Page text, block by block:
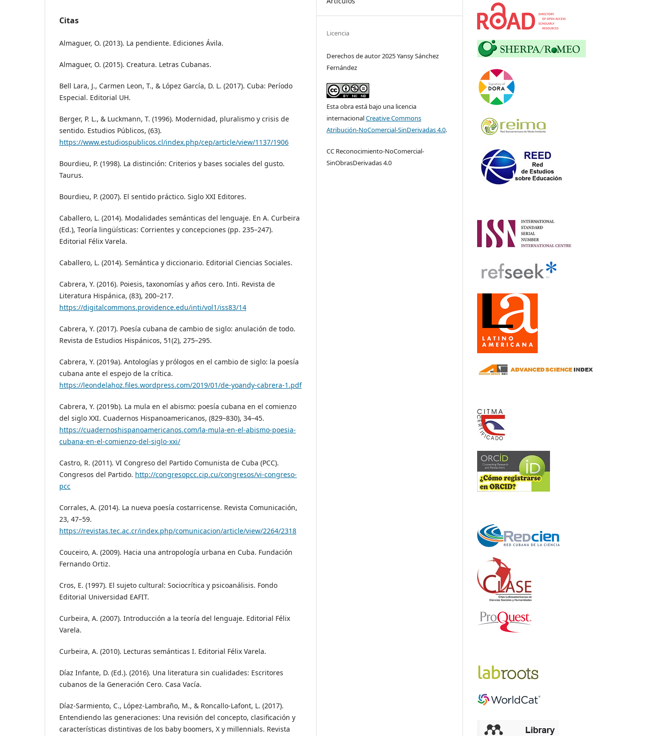
Citas
Almaguer, O. (2013). La pendiente. Ediciones Ávila.
Almaguer, O. (2015). Creatura. Letras Cubanas.
Bell Lara, J., Carmen Leon, T., & López García, D. L. (2017). Cuba: Período
Especial. Editorial UH.
Berger, P. L., & Luckmann, T. (1996). Modernidad, pluralismo y crisis de
sentido. Estudios Públicos, (63).
https://www.estudiospublicos.cl/index.php/cep/article/view/1137/1906
Bourdieu, P. (1998). La distinción: Criterios y bases sociales del gusto.
Taurus.
Bourdieu, P. (2007). El sentido práctico. Siglo XXI Editores.
Caballero, L. (2014). Modalidades semánticas del lenguaje. En A. Curbeira
(Ed.), Teoría lingüísticas: Corrientes y concepciones (pp. 235–247).
Editorial Félix Varela.
Caballero, L. (2014). Semántica y diccionario. Editorial Ciencias Sociales.
Cabrera, Y. (2016). Poiesis, taxonomías y años cero. Inti. Revista de
Literatura Hispánica, (83), 200–217.
https://digitalcommons.providence.edu/inti/vol1/iss83/14
Cabrera, Y. (2017). Poesía cubana de cambio de siglo: anulación de todo.
Revista de Estudios Hispánicos, 51(2), 275–295.
Cabrera, Y. (2019a). Antologías y prólogos en el cambio de siglo: la poesía
cubana ante el espejo de la crítica.
https://leondelahoz.files.wordpress.com/2019/01/de-yoandy-cabrera-1.pdf
Cabrera, Y. (2019b). La mula en el abismo: poesía cubana en el comienzo
del siglo XXI. Cuadernos Hispanoamericanos, (829–830), 34–45.
https://cuadernoshispanoamericanos.com/la-mula-en-el-abismo-poesia-
cubana-en-el-comienzo-del-siglo-xxi/
Castro, R. (2011). VI Congreso del Partido Comunista de Cuba (PCC).
Congresos del Partido. http://congresopcc.cip.cu/congresos/vi-congreso-
pcc
Corrales, A. (2014). La nueva poesía costarricense. Revista Comunicación,
23, 47–59.
https://revistas.tec.ac.cr/index.php/comunicacion/article/view/2264/2318
Couceiro, A. (2009). Hacia una antropología urbana en Cuba. Fundación
Fernando Ortiz.
Cros, E. (1997). El sujeto cultural: Sociocrítica y psicoanálisis. Fondo
Editorial Universidad EAFIT.
Curbeira, A. (2007). Introducción a la teoría del lenguaje. Editorial Félix
Varela.
Curbeira, A. (2010). Lecturas semánticas I. Editorial Félix Varela.
Díaz Infante, D. (Ed.). (2016). Una literatura sin cualidades: Escritores
cubanos de la Generación Cero. Casa Vacía.
Díaz-Sarmiento, C., López-Lambraño, M., & Roncallo-Lafont, L. (2017).
Entendiendo las generaciones: Una revisión del concepto, clasificación y
características distintivas de los baby boomers, X y millennials. Revista
Licencia
Derechos de autor 2025 Yansy Sánchez
Fernández
Esta obra está bajo una licencia
internacionalCreative Commons
Atribución-NoComercial-SinDerivadas 4.0.
CC Reconocimiento-NoComercial-
SinObrasDerivadas 4.0